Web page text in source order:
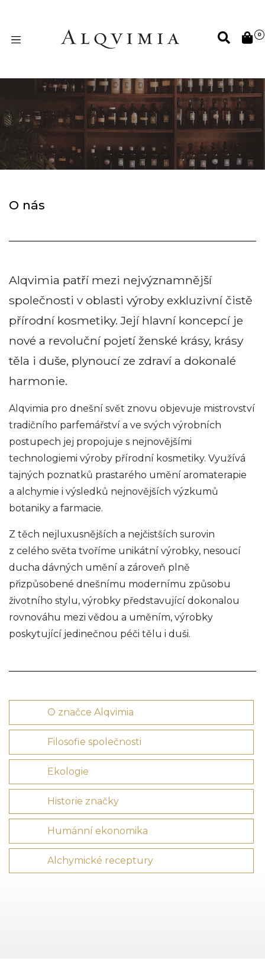
0
O nás
Alqvimia patří mezi nejvýznamnější
společnosti v oblasti výroby exkluzivní čistě
přírodní kosmetiky. Její hlavní koncepcí je
nové a revoluční pojetí ženské krásy, krásy
těla i duše, plynoucí ze zdraví a dokonalé
harmonie.
Alqvimia pro dnešní svět znovu objevuje mistrovství
tradičního parfemářství a ve svých výrobních
postupech jej propojuje s nejnovějšími
technologiemi výroby přírodní kosmetiky. Využívá
tajných poznatků prastarého umění aromaterapie
a alchymie i výsledků nejnovějších výzkumů
botaniky a farmacie.
Z těch nejluxusnějších a nejčistších surovin
z celého světa tvoříme unikátní výrobky, nesoucí
ducha dávných umění a zároveň plně
přizpůsobené dnešnímu modernímu způsobu
životního stylu, výrobky představující dokonalou
rovnováhu mezi vědou a uměním, výrobky
poskytující jedinečnou péči tělu i duši.
O značce Alqvimia
Filosofie společnosti
Ekologie
Historie značky
Humánní ekonomika
Alchymické receptury